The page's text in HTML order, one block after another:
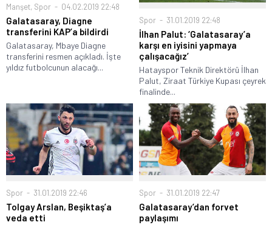
Manşet, Spor 04.02.2019 22:48
Galatasaray, Diagne
transferini KAP’a bildirdi
Galatasaray, Mbaye Diagne
transferini resmen açıkladı. İşte
yıldız futbolcunun alacağı...
Spor 31.01.2019 22:48
İlhan Palut: ‘Galatasaray’a
karşı en iyisini yapmaya
çalışacağız’
Hatayspor Teknik Direktörü İlhan
Palut, Ziraat Türkiye Kupası çeyrek
finalinde...
Spor 31.01.2019 22:46
Tolgay Arslan, Beşiktaş’a
veda etti
Spor 31.01.2019 22:47
Galatasaray’dan forvet
paylaşımı